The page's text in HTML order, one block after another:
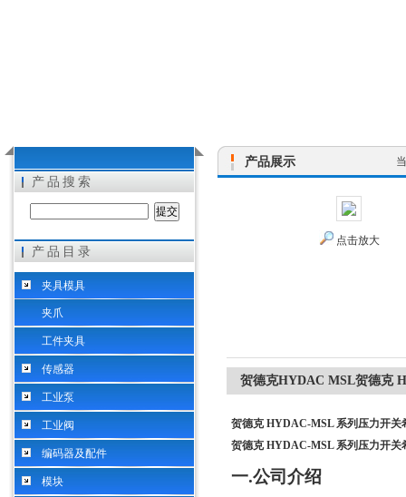
希而科工业控制设备（上海）有限公司
产品搜索
产品目录
夹具模具
夹爪
工件夹具
传感器
工业泵
工业阀
编码器及配件
模块
产品展示
点击放大
贺德克HYDAC MSL贺德克
贺德克 HYDAC-MSL 系列压力开关
贺德克 HYDAC-MSL 系列压力开关
一.公司介绍